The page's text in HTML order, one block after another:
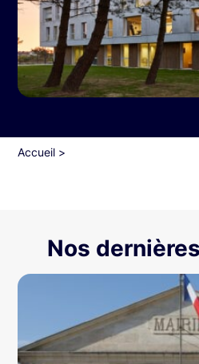
Accueil >
Nos